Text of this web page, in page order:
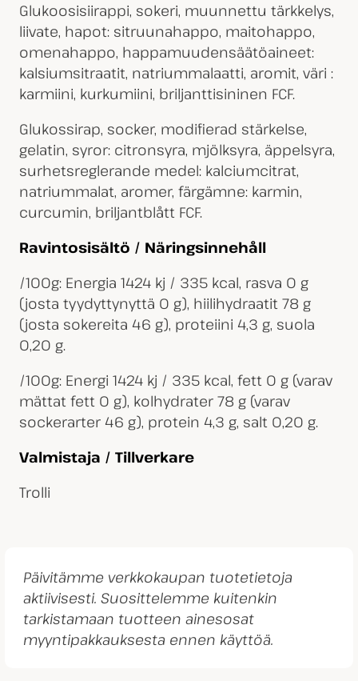
Glukoosisiirappi, sokeri, muunnettu tärkkelys,
liivate, hapot: sitruunahappo, maitohappo,
omenahappo, happamuudensäätöaineet:
kalsiumsitraatit, natriummalaatti, aromit, väri :
karmiini, kurkumiini, briljanttisininen FCF.
Glukossirap, socker, modifierad stärkelse,
gelatin, syror: citronsyra, mjölksyra, äppelsyra,
surhetsreglerande medel: kalciumcitrat,
natriummalat, aromer, färgämne: karmin,
curcumin, briljantblått FCF.
Ravintosisältö / Näringsinnehåll
/100g: Energia 1424 kj / 335 kcal, rasva 0 g
(josta tyydyttynyttä 0 g), hiilihydraatit 78 g
(josta sokereita 46 g), proteiini 4,3 g, suola
0,20 g.
/100g: Energi 1424 kj / 335 kcal, fett 0 g (varav
mättat fett 0 g), kolhydrater 78 g (varav
sockerarter 46 g), protein 4,3 g, salt 0,20 g.
Valmistaja / Tillverkare
Trolli
Päivitämme verkkokaupan tuotetietoja
aktiivisesti. Suosittelemme kuitenkin
tarkistamaan tuotteen ainesosat
myyntipakkauksesta ennen käyttöä.